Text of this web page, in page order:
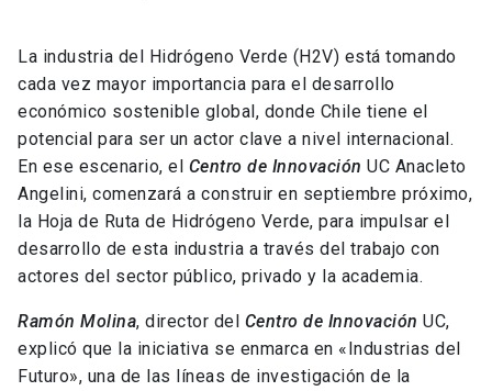
La industria del Hidrógeno Verde (H2V) está tomando
cada vez mayor importancia para el desarrollo
económico sostenible global, donde Chile tiene el
potencial para ser un actor clave a nivel internacional.
En ese escenario, el Centro de Innovación UC Anacleto
Angelini, comenzará a construir en septiembre próximo,
la Hoja de Ruta de Hidrógeno Verde, para impulsar el
desarrollo de esta industria a través del trabajo con
actores del sector público, privado y la academia.
Ramón Molina, director del Centro de Innovación UC,
explicó que la iniciativa se enmarca en «Industrias del
Futuro», una de las líneas de investigación de la